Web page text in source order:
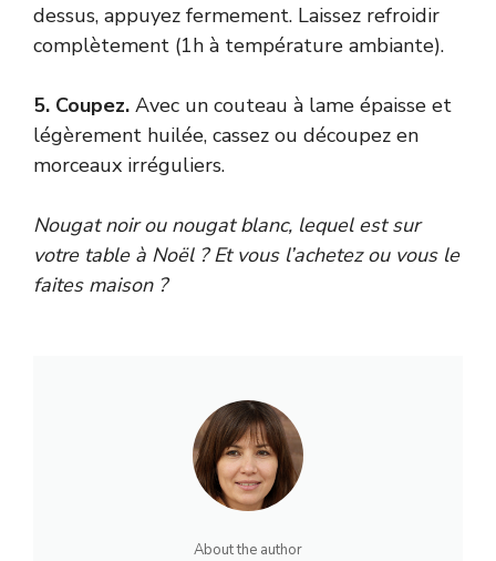
dessus, appuyez fermement. Laissez refroidir
complètement (1h à température ambiante).
5. Coupez. Avec un couteau à lame épaisse et
légèrement huilée, cassez ou découpez en
morceaux irréguliers.
Nougat noir ou nougat blanc, lequel est sur
votre table à Noël ? Et vous l’achetez ou vous le
faites maison ?
About the author